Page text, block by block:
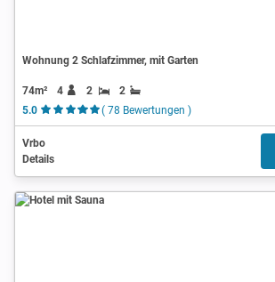
Wohnung 2 Schlafzimmer, mit Garten
74m² 4 2
2
5.0
( 78 Bewertungen )
Vrbo
Details